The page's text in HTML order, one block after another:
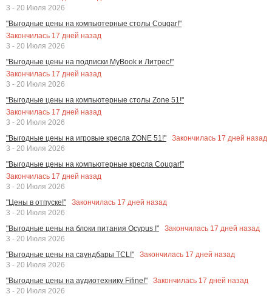
3 - 20 Июля 2026
"Выгодные цены на компьютерные столы Cougar!"
Закончилась 17 дней назад
3 - 20 Июля 2026
"Выгодные цены на подписки MyBook и Литрес!"
Закончилась 17 дней назад
3 - 20 Июля 2026
"Выгодные цены на компьютерные столы Zone 51!"
Закончилась 17 дней назад
3 - 20 Июля 2026
"Выгодные цены на игровые кресла ZONE 51!"
Закончилась 17 дней назад
3 - 20 Июля 2026
"Выгодные цены на компьютерные кресла Cougar!"
Закончилась 17 дней назад
3 - 20 Июля 2026
"Цены в отпуске!"
Закончилась 17 дней назад
3 - 20 Июля 2026
"Выгодные цены на блоки питания Ocypus !"
Закончилась 17 дней назад
3 - 20 Июля 2026
"Выгодные цены на саундбары TCL!"
Закончилась 17 дней назад
3 - 20 Июля 2026
"Выгодные цены на аудиотехнику Fifine!"
Закончилась 17 дней назад
3 - 20 Июля 2026